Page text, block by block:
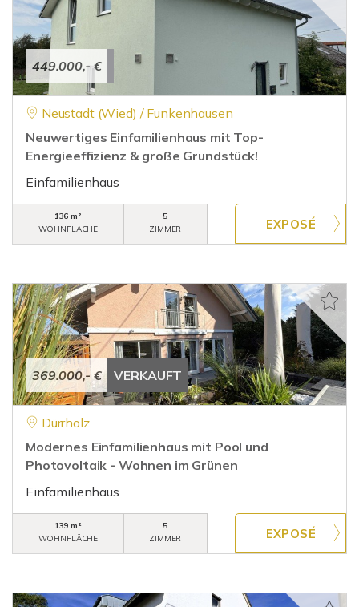
449.000,- €
Neustadt (Wied) / Funkenhausen
Neuwertiges Einfamilienhaus mit Top-
Energieeffizienz & große Grundstück!
Einfamilienhaus
136 m²
WOHNFLÄCHE
5
ZIMMER
369.000,- € VERKAUFT
Dürrholz
Modernes Einfamilienhaus mit Pool und
Photovoltaik - Wohnen im Grünen
Einfamilienhaus
139 m²
WOHNFLÄCHE
5
ZIMMER